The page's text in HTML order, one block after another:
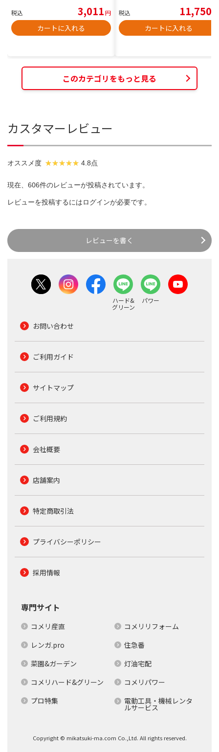
税込 3,011円
カートに入れる
税込 11,750
カートに入れる
このカテゴリをもっと見る
カスタマーレビュー
オススメ度 4.8点
現在、606件のレビューが投稿されています。
レビューを投稿するにはログインが必要です。
レビューを書く
ハード&
グリーン
パワー
お問い合わせ
ご利用ガイド
サイトマップ
ご利用規約
会社概要
店舗案内
特定商取引法
プライバシーポリシー
採用情報
専門サイト
コメリ産直
コメリリフォーム
レンガ.pro
住急番
菜園&ガーデン
灯油宅配
コメリハード&グリーン
コメリパワー
プロ特集
電動工具・機械レンタ
ルサービス
Copyright © mikatsuki-ma.com Co.,Ltd. All rights reserved.